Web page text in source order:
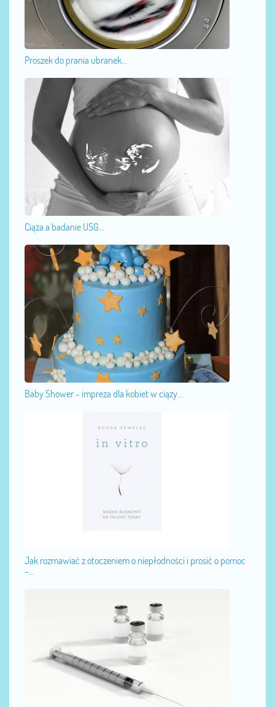
Proszek do prania ubranek...
Ciąża a badanie USG...
Baby Shower - impreza dla kobiet w ciąży...
Jak rozmawiać z otoczeniem o niepłodności i prosić o pomoc
-...